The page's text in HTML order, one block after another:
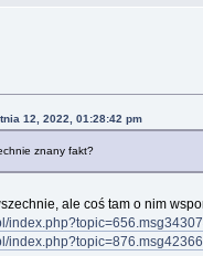
12, 2022, 01:28:42 pm
znany fakt?
ale coś tam o nim